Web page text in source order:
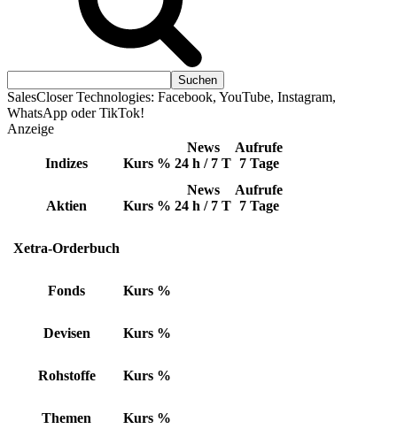
SalesCloser Technologies: Facebook, YouTube, Instagram,
WhatsApp oder TikTok!
Anzeige
Indizes Kurs %
News
24 h / 7 T
Aufrufe
7 Tage
Aktien Kurs %
News
24 h / 7 T
Aufrufe
7 Tage
Xetra-Orderbuch
Fonds Kurs %
Devisen Kurs %
Rohstoffe Kurs %
Themen Kurs %